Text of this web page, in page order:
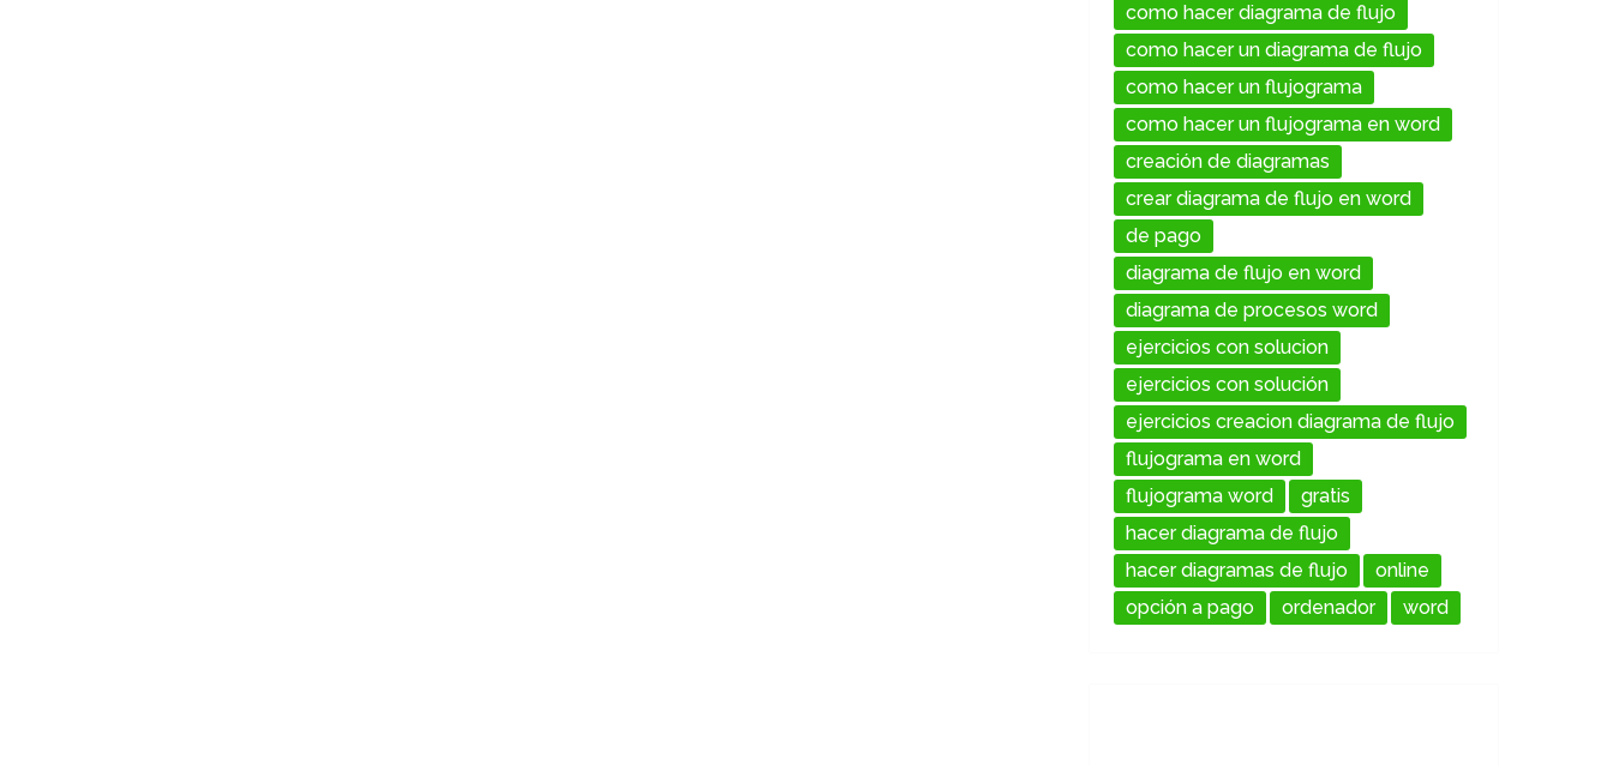
como hacer diagrama de flujo
como hacer un diagrama de flujo
como hacer un flujograma
como hacer un flujograma en word
creación de diagramas
crear diagrama de flujo en word
de pago
diagrama de flujo en word
diagrama de procesos word
ejercicios con solucion
ejercicios con solución
ejercicios creacion diagrama de flujo
flujograma en word
flujograma word
gratis
hacer diagrama de flujo
hacer diagramas de flujo
online
opción a pago
ordenador word